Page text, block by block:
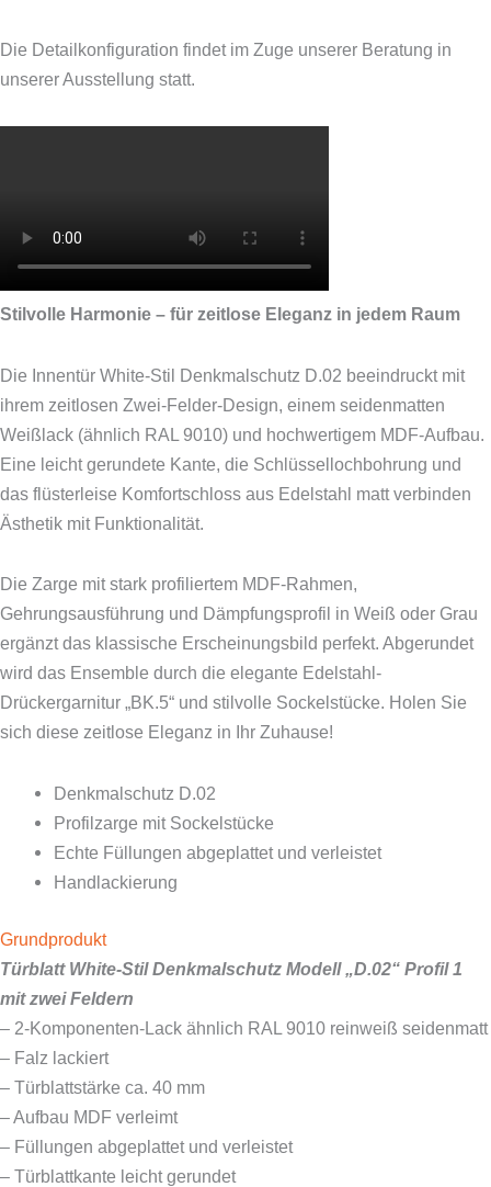
Die Detailkonfiguration findet im Zuge unserer Beratung in
unserer Ausstellung statt.
Stilvolle Harmonie – für zeitlose Eleganz in jedem Raum
Die Innentür White-Stil Denkmalschutz D.02 beeindruckt mit
ihrem zeitlosen Zwei-Felder-Design, einem seidenmatten
Weißlack (ähnlich RAL 9010) und hochwertigem MDF-Aufbau.
Eine leicht gerundete Kante, die Schlüssellochbohrung und
das flüsterleise Komfortschloss aus Edelstahl matt verbinden
Ästhetik mit Funktionalität.
Die Zarge mit stark profiliertem MDF-Rahmen,
Gehrungsausführung und Dämpfungsprofil in Weiß oder Grau
ergänzt das klassische Erscheinungsbild perfekt. Abgerundet
wird das Ensemble durch die elegante Edelstahl-
Drückergarnitur „BK.5“ und stilvolle Sockelstücke. Holen Sie
sich diese zeitlose Eleganz in Ihr Zuhause!
Denkmalschutz D.02
Profilzarge mit Sockelstücke
Echte Füllungen abgeplattet und verleistet
Handlackierung
Grundprodukt
Türblatt White-Stil Denkmalschutz Modell „D.02“ Profil 1
mit zwei Feldern
– 2-Komponenten-Lack ähnlich RAL 9010 reinweiß seidenmatt
– Falz lackiert
– Türblattstärke ca. 40 mm
– Aufbau MDF verleimt
– Füllungen abgeplattet und verleistet
– Türblattkante leicht gerundet